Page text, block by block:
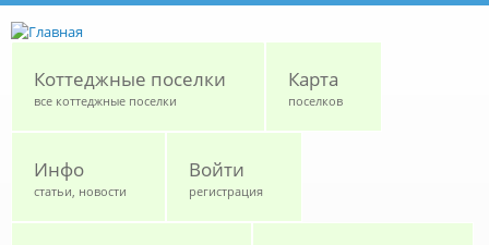
Коттеджные поселки
все коттеджные поселки
Карта
поселков
Инфо
статьи, новости
Войти
регистрация